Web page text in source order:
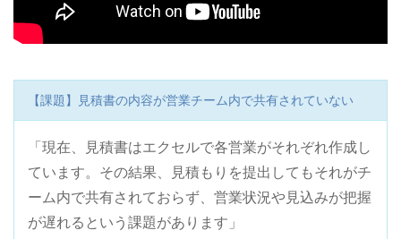
【課題】見積書の内容が営業チーム内で共有されていない
「現在、見積書はエクセルで各営業がそれぞれ作成し
ています。その結果、見積もりを提出してもそれがチ
ーム内で共有されておらず、営業状況や見込みが把握
が遅れるという課題があります」